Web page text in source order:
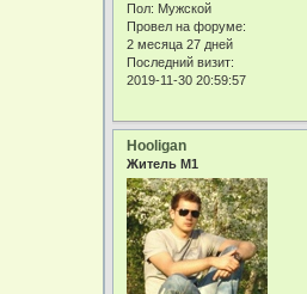
Пол: Мужской
Провел на форуме:
2 месяца 27 дней
Последний визит:
2019-11-30 20:59:57
Hooligan
Житель М1